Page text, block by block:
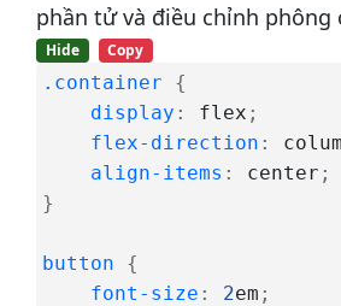
phần tử và điều chỉnh phông
Hide Copy
.container
{
display : flex ;
flex-direction :
align-items : center ;
}
button
{
font-size : 2em ;